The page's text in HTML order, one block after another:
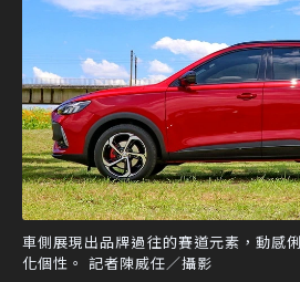
車側展現出品牌過往的賽道元素，動感
化個性。 記者陳威任／攝影